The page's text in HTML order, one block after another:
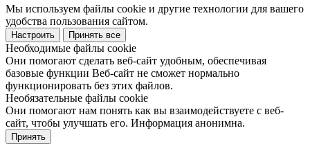
Мы используем файлы cookie и другие технологии для вашего
удобства пользования сайтом.
Настроить Принять все
Необходимые файлы cookie
Они помогают сделать веб-сайт удобным, обеспечивая
базовые функции Веб-сайт не сможет нормально
функционировать без этих файлов.
Необязательные файлы cookie
Они помогают нам понять как вы взаимодействуете с веб-
сайт, чтобы улучшать его. Информация анонимна.
Принять